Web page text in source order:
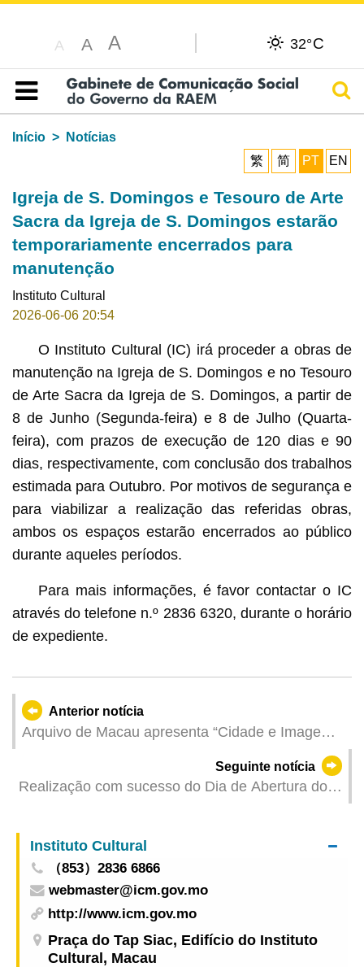
A A A 32°C
Índice
Início
Notícias
繁
简 PT EN
Igreja de S. Domingos e Tesouro de Arte
Sacra da Igreja de S. Domingos estarão
temporariamente encerrados para
manutenção
Instituto Cultural
2026-06-06 20:54
O Instituto Cultural (IC) irá proceder a obras de
manutenção na Igreja de S. Domingos e no Tesouro
de Arte Sacra da Igreja de S. Domingos, a partir de
8 de Junho (Segunda-feira) e 8 de Julho (Quarta-
feira), com prazos de execução de 120 dias e 90
dias, respectivamente, com conclusão dos trabalhos
estimada para Outubro. Por motivos de segurança e
para viabilizar a realização das referidas obras,
ambos os espaços estarão encerrados ao público
durante aqueles períodos.
Para mais informações, é favor contactar o IC
através do telefone n.º 2836 6320, durante o horário
de expediente.
Anterior notícia
Arquivo de Macau apresenta “Cidade e Imagem:
Históricas do Acervo do Arquivo de Macau” em
meados de Junho
Seguinte notícia
Realização com sucesso do Dia de Abertura do
entusiásticas às cinco palestras temáticas e aos
serviços de aconselhamento médico
Instituto Cultural
（853）2836 6866
webmaster@icm.gov.mo
http://www.icm.gov.mo
Praça do Tap Siac, Edifício do Instituto
Cultural, Macau